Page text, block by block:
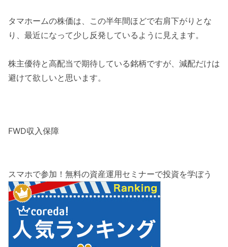
タマホームの株価は、この半年間ほどで右肩下がりとな
り、最近になって少し反発しているように見えます。
株主優待と高配当で期待している銘柄ですが、減配だけは
避けて欲しいと思います。
FWD収入保障
スマホで参加！無料の資産運用セミナーで投資を学ぼう